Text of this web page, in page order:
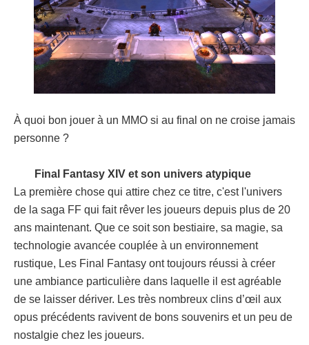
À quoi bon jouer à un MMO si au final on ne croise jamais
personne ?
Final Fantasy XIV et son univers atypique
La première chose qui attire chez ce titre, c'est l'univers
de la saga FF qui fait rêver les joueurs depuis plus de 20
ans maintenant. Que ce soit son bestiaire, sa magie, sa
technologie avancée couplée à un environnement
rustique, Les Final Fantasy ont toujours réussi à créer
une ambiance particulière dans laquelle il est agréable
de se laisser dériver. Les très nombreux clins d’œil aux
opus précédents ravivent de bons souvenirs et un peu de
nostalgie chez les joueurs.